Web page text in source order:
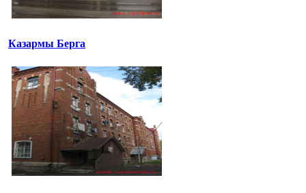
Казармы Берга